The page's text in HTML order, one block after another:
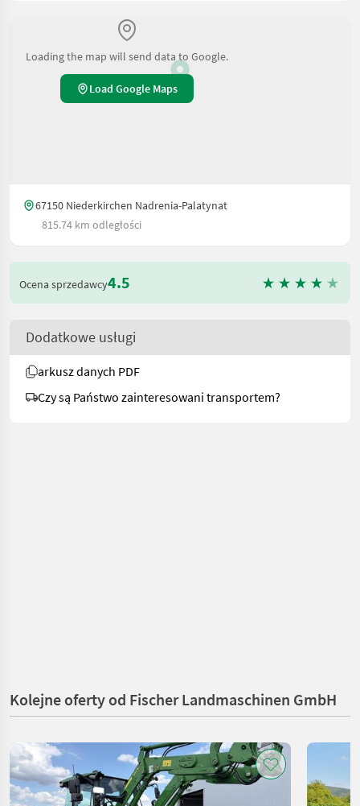
Loading the map will send data to Google.
Load Google Maps
67150 Niederkirchen Nadrenia-Palatynat
815.74 km odległości
Ocena sprzedawcy4.5
Dodatkowe usługi
arkusz danych PDF
Czy są Państwo zainteresowani transportem?
Kolejne oferty od Fischer Landmaschinen GmbH